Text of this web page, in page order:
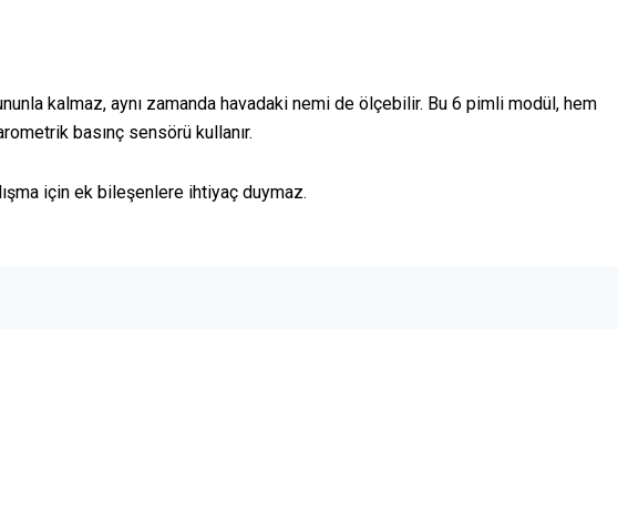
kalmaz, aynı zamanda havadaki nemi de ölçebilir. Bu 6 pimli modül, hem
basınç sensörü kullanır.
için ek bileşenlere ihtiyaç duymaz.